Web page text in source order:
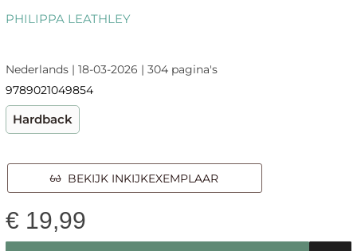
PHILIPPA LEATHLEY
Nederlands | 18-03-2026 | 304 pagina's
9789021049854
Hardback
BEKIJK INKIJKEXEMPLAAR
€ 19,99